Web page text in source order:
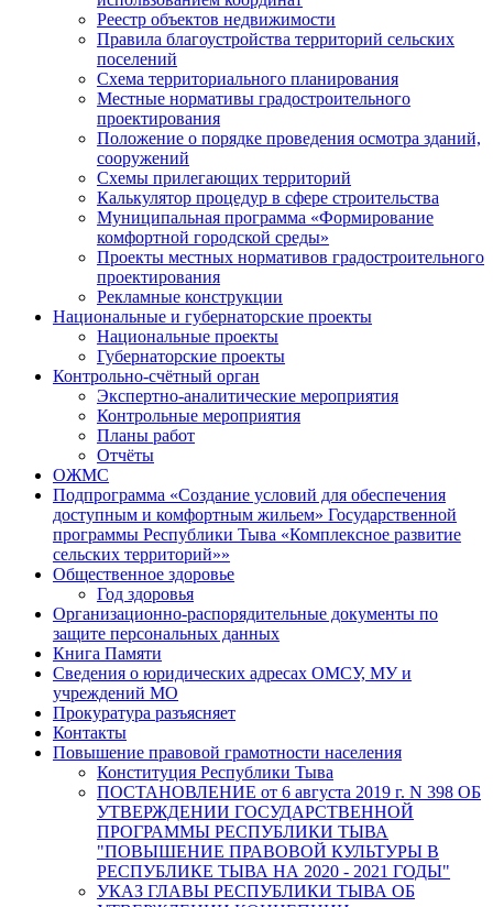
Реестр объектов недвижимости
Правила благоустройства территорий сельских
поселений
Схема территориального планирования
Местные нормативы градостроительного
проектирования
Положение о порядке проведения осмотра зданий,
сооружений
Схемы прилегающих территорий
Калькулятор процедур в сфере строительства
Муниципальная программа «Формирование
комфортной городской среды»
Проекты местных нормативов градостроительного
проектирования
Рекламные конструкции
Национальные и губернаторские проекты
Национальные проекты
Губернаторские проекты
Контрольно-счётный орган
Экспертно-аналитические мероприятия
Контрольные мероприятия
Планы работ
Отчёты
ОЖМС
Подпрограмма «Создание условий для обеспечения
доступным и комфортным жильем» Государственной
программы Республики Тыва «Комплексное развитие
сельских территорий»»
Общественное здоровье
Год здоровья
Организационно-распорядительные документы по
защите персональных данных
Книга Памяти
Сведения о юридических адресах ОМСУ, МУ и
учреждений МО
Прокуратура разъясняет
Контакты
Повышение правовой грамотности населения
Конституция Республики Тыва
ПОСТАНОВЛЕНИЕ от 6 августа 2019 г. N 398 ОБ
УТВЕРЖДЕНИИ ГОСУДАРСТВЕННОЙ
ПРОГРАММЫ РЕСПУБЛИКИ ТЫВА
"ПОВЫШЕНИЕ ПРАВОВОЙ КУЛЬТУРЫ В
РЕСПУБЛИКЕ ТЫВА НА 2020 - 2021 ГОДЫ"
УКАЗ ГЛАВЫ РЕСПУБЛИКИ ТЫВА ОБ